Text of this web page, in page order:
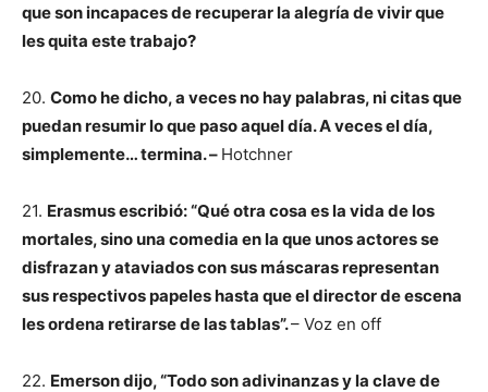
que son incapaces de recuperar la alegría de vivir que
les quita este trabajo?
20. Como he dicho, a veces no hay palabras, ni citas que
puedan resumir lo que paso aquel día. A veces el día,
simplemente… termina. – Hotchner
21. Erasmus escribió: “Qué otra cosa es la vida de los
mortales, sino una comedia en la que unos actores se
disfrazan y ataviados con sus máscaras representan
sus respectivos papeles hasta que el director de escena
les ordena retirarse de las tablas”.– Voz en off
22. Emerson dijo, “Todo son adivinanzas y la clave de